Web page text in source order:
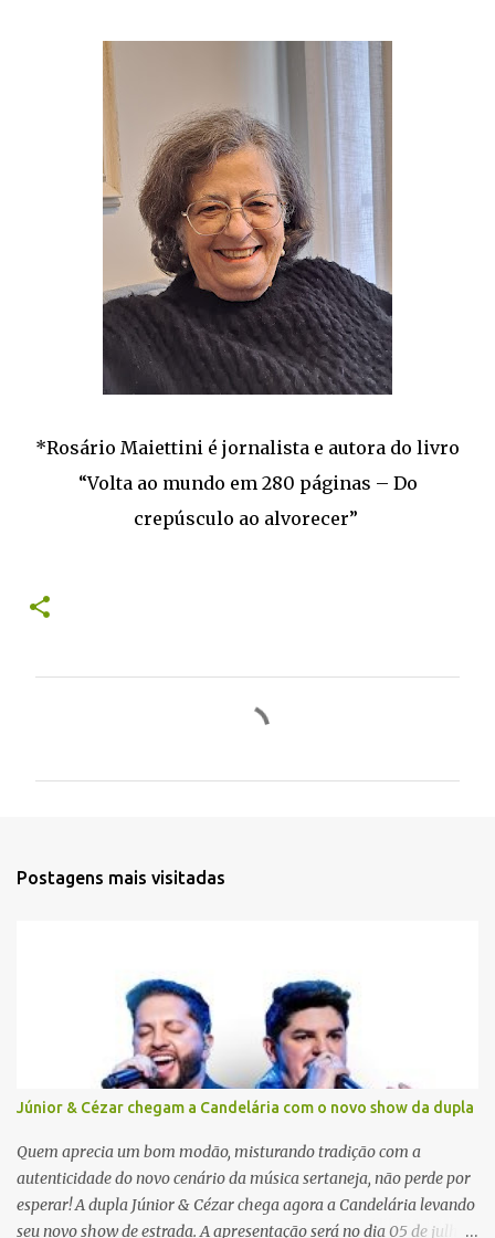
*Rosário Maiettini é jornalista e autora do livro
“Volta ao mundo em 280 páginas – Do
crepúsculo ao alvorecer”
Postagens mais visitadas
Júnior & Cézar chegam a Candelária com o novo show da dupla
Quem aprecia um bom modão, misturando tradição com a
autenticidade do novo cenário da música sertaneja, não perde por
esperar! A dupla Júnior & Cézar chega agora a Candelária levando
seu novo show de estrada. A apresentação será no dia 05 de julho